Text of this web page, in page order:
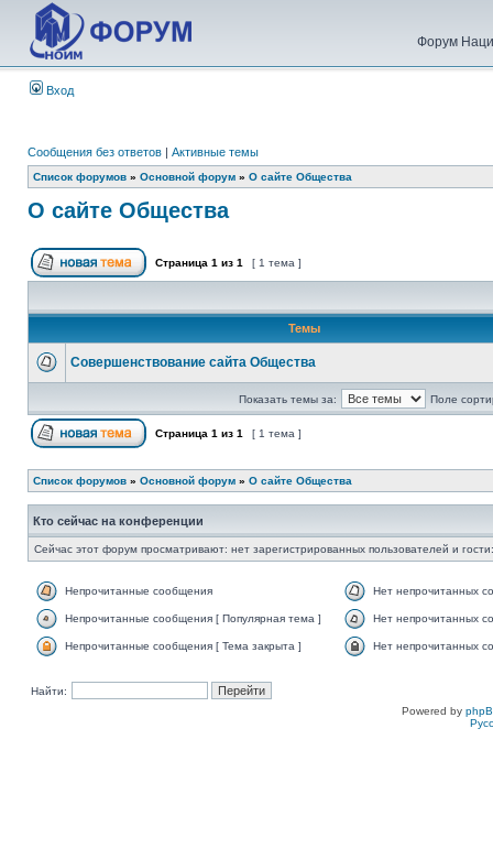
Форум
Вход
Сообщения без ответов | Активные темы
Список форумов » Основной форум » О сайте Общества
О сайте Общества
Страница 1 из 1 [ 1 тема ]
Темы
Совершенствование сайта Общества
Показать темы за: Поле
Страница 1 из 1 [ 1 тема ]
Список форумов » Основной форум » О сайте Общества
Кто сейчас на конференции
Сейчас этот форум просматривают: нет зарегистрированных пользователей и
Непрочитанные сообщения Нет непрочитанных
Непрочитанные сообщения [ Популярная тема ] Нет непрочитанных
Непрочитанные сообщения [ Тема закрыта ] Нет непрочитанных
Найти:
Powered by